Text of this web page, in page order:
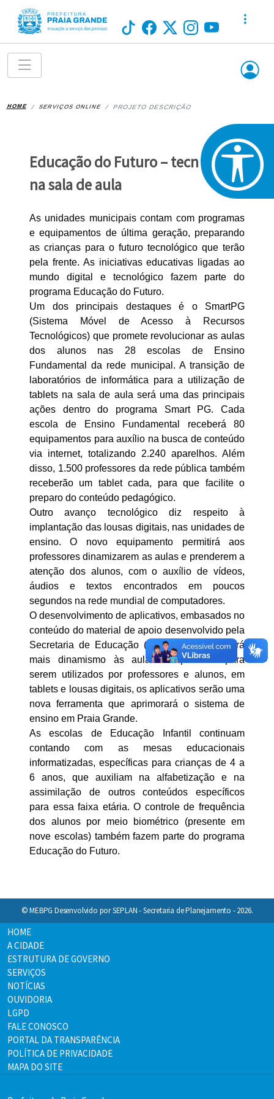
HOME SERVIÇOS ONLINE PROJETO DESCRIÇÃO
Educação do Futuro – tecnologia
na sala de aula
As unidades municipais contam com programas
e equipamentos de última geração, preparando
as crianças para o futuro tecnológico que terão
pela frente. As iniciativas educativas ligadas ao
mundo digital e tecnológico fazem parte do
programa Educação do Futuro.
Um dos principais destaques é o SmartPG
(Sistema Móvel de Acesso à Recursos
Tecnológicos) que promete revolucionar as aulas
dos alunos nas 28 escolas de Ensino
Fundamental da rede municipal. A transição de
laboratórios de informática para a utilização de
tablets na sala de aula será uma das principais
ações dentro do programa Smart PG. Cada
escola de Ensino Fundamental receberá 80
equipamentos para auxílio na busca de conteúdo
via internet, totalizando 2.240 aparelhos. Além
disso, 1.500 professores da rede pública também
receberão um tablet cada, para que facilite o
preparo do conteúdo pedagógico.
Outro avanço tecnológico diz respeito à
implantação das lousas digitais, nas unidades de
ensino. O novo equipamento permitirá aos
professores dinamizarem as aulas e prenderem a
atenção dos alunos, com o auxílio de vídeos,
áudios e textos encontrados em poucos
segundos na rede mundial de computadores.
O desenvolvimento de aplicativos, embasados no
conteúdo do material de apoio desenvolvido pela
Secretaria de Educação (Seduc), também trará
mais dinamismo às aulas. Disponíveis para
serem utilizados por professores e alunos, em
tablets e lousas digitais, os aplicativos serão uma
nova ferramenta que aprimorará o sistema de
ensino em Praia Grande.
As escolas de Educação Infantil continuam
contando com as mesas educacionais
informatizadas, específicas para crianças de 4 a
6 anos, que auxiliam na alfabetização e na
assimilação de outros conteúdos específicos
para essa faixa etária. O controle de frequência
dos alunos por meio biométrico (presente em
nove escolas) também fazem parte do programa
Educação do Futuro.
© MEBPG Desenvolvido por SEPLAN - Secretaria de Planejamento - 2026.
HOME
A CIDADE
ESTRUTURA DE GOVERNO
SERVIÇOS
NOTÍCIAS
OUVIDORIA
LGPD
FALE CONOSCO
PORTAL DA TRANSPARÊNCIA
POLÍTICA DE PRIVACIDADE
MAPA DO SITE